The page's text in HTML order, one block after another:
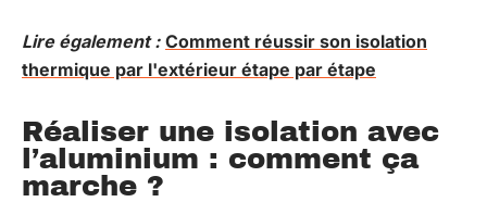
Lire également : Comment réussir son isolation
thermique par l'extérieur étape par étape
Réaliser une isolation avec
l’aluminium : comment ça
marche ?